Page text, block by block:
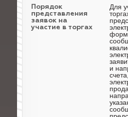
Порядок
представления
заявок на
участие в торгах
Для
и